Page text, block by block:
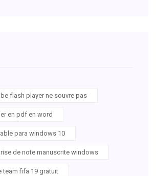
flash player ne souvre pas
en pdf en word
para windows 10
de note manuscrite windows
team fifa 19 gratuit